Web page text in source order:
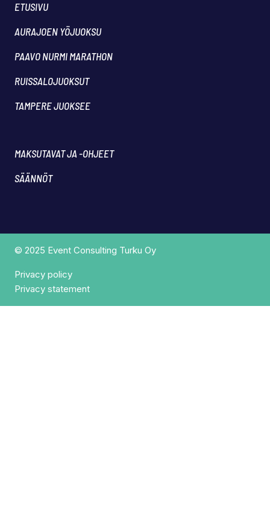
ETUSIVU
AURAJOEN YÖJUOKSU
PAAVO NURMI MARATHON
RUISSALOJUOKSUT
TAMPERE JUOKSEE
MAKSUTAVAT JA -OHJEET
SÄÄNNÖT
© 2025 Event Consulting Turku Oy
Privacy policy
Privacy statement